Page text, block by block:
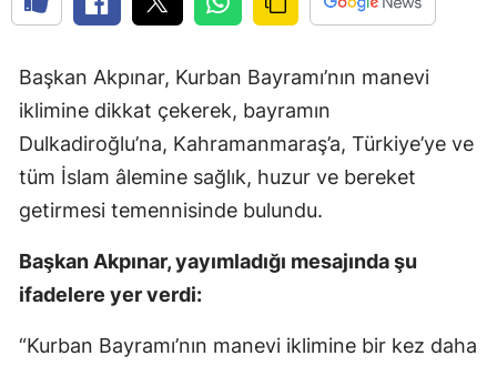
Başkan Akpınar, Kurban Bayramı’nın manevi
iklimine dikkat çekerek, bayramın
Dulkadiroğlu’na, Kahramanmaraş’a, Türkiye’ye ve
tüm İslam âlemine sağlık, huzur ve bereket
getirmesi temennisinde bulundu.
Başkan Akpınar, yayımladığı mesajında şu
ifadelere yer verdi:
“Kurban Bayramı’nın manevi iklimine bir kez daha